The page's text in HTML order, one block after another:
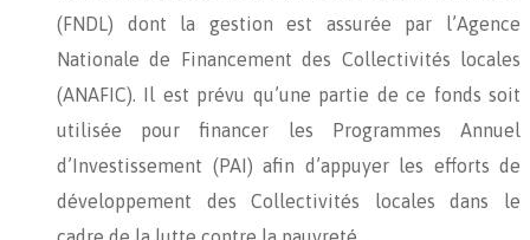
(FNDL) dont la gestion est assurée par l’Agence
Nationale de Financement des Collectivités locales
(ANAFIC). Il est prévu qu’une partie de ce fonds soit
utilisée pour financer les Programmes Annuel
d’Investissement (PAI) afin d’appuyer les efforts de
développement des Collectivités locales dans le